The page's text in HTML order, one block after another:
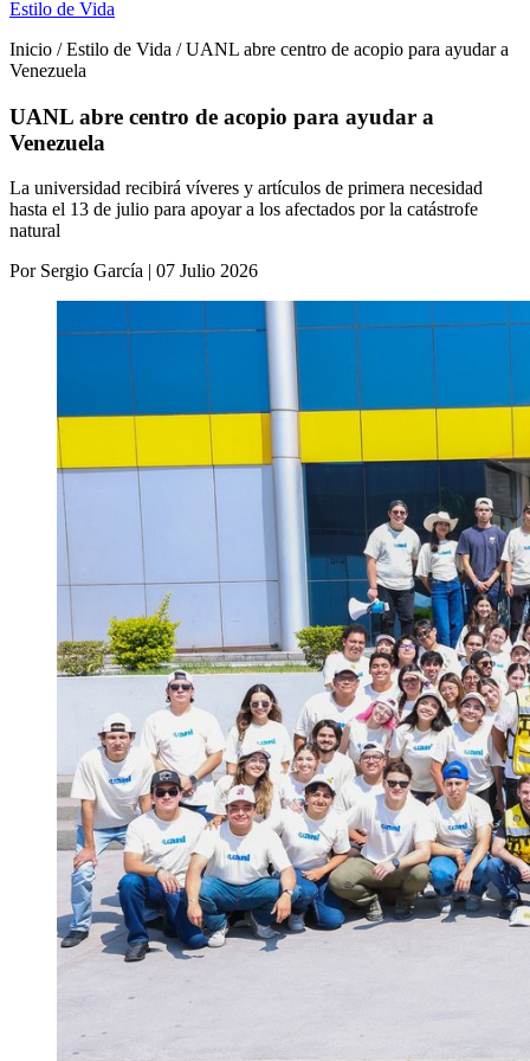
Estilo de Vida
Inicio / Estilo de Vida / UANL abre centro de acopio para ayudar a
Venezuela
UANL abre centro de acopio para ayudar a
Venezuela
La universidad recibirá víveres y artículos de primera necesidad
hasta el 13 de julio para apoyar a los afectados por la catástrofe
natural
Por Sergio García | 07 Julio 2026